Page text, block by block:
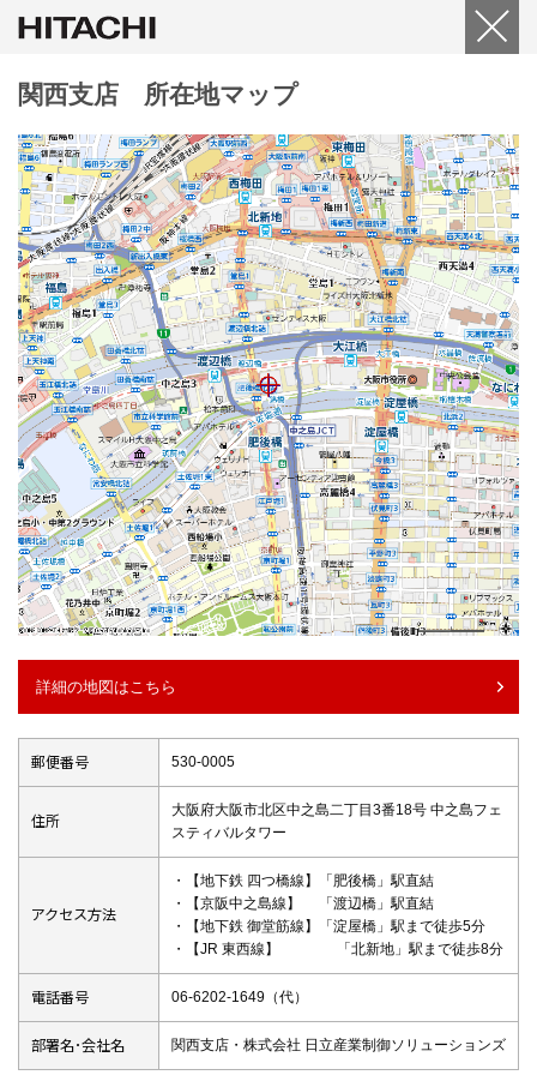
関西支店 所在地マップ
詳細の地図はこちら
郵便番号 530-0005
住所
大阪府大阪市北区中之島二丁目3番18号 中之島フェ
スティバルタワー
アクセス方法
・【地下鉄 四つ橋線】「肥後橋」駅直結
・【京阪中之島線】 「渡辺橋」駅直結
・【地下鉄 御堂筋線】「淀屋橋」駅まで徒歩5分
・【JR 東西線】 「北新地」駅まで徒歩8分
電話番号 06-6202-1649（代）
部署名･会社名 関西支店・株式会社 日立産業制御ソリューションズ